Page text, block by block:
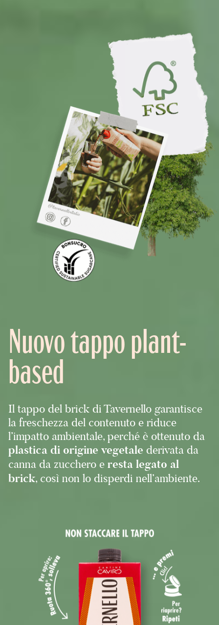
Nuovo tappo plant-
based
Il tappo del brick di Tavernello garantisce
la freschezza del contenuto e riduce
l’impatto ambientale, perché è ottenuto da
plastica di origine vegetale derivata da
canna da zucchero eresta legato al
brick, così non lo disperdi nell’ambiente.